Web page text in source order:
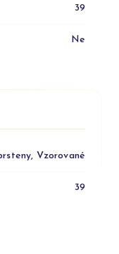
39
Ne
Vzorované
39